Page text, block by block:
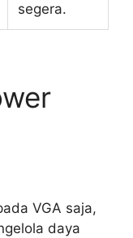
segera.
VGA saja,
daya